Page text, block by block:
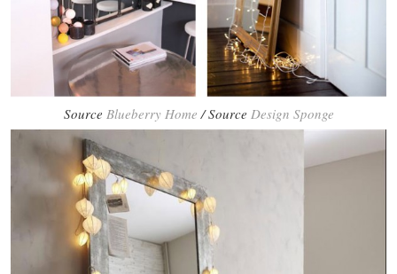
Source Blueberry Home / Source Design Sponge